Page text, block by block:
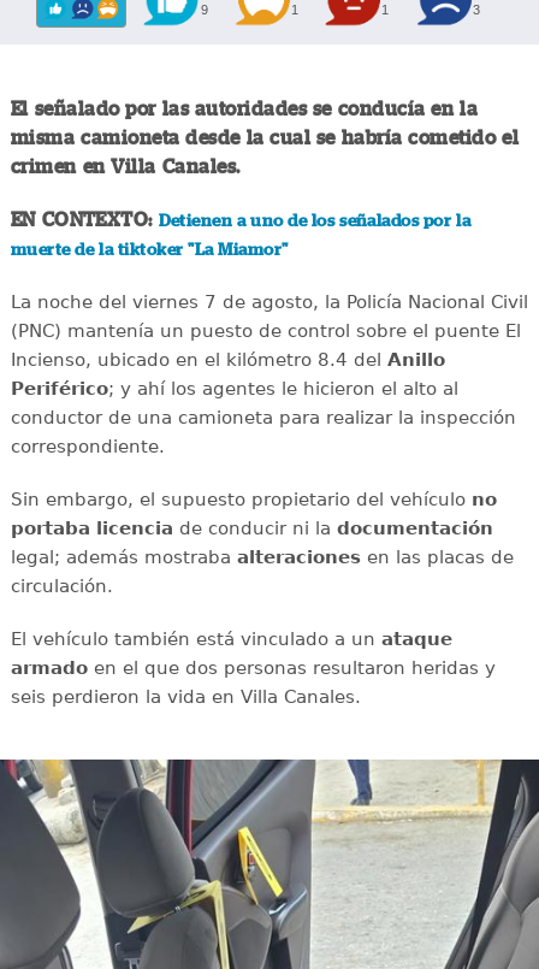
9 1 1 3
El señalado por las autoridades se conducía en la
misma camioneta desde la cual se habría cometido el
crimen en Villa Canales.
EN CONTEXTO: Detienen a uno de los señalados por la
muerte de la tiktoker "La Miamor"
La noche del viernes 7 de agosto, la Policía Nacional Civil
(PNC) mantenía un puesto de control sobre el puente El
Incienso, ubicado en el kilómetro 8.4 del Anillo
Periférico; y ahí los agentes le hicieron el alto al
conductor de una camioneta para realizar la inspección
correspondiente.
Sin embargo, el supuesto propietario del vehículono
portaba licencia de conducir ni la documentación
legal; además mostraba alteracionesen las placas de
circulación.
El vehículo también está vinculado a un ataque
armado en el que dos personas resultaron heridas y
seis perdieron la vida en Villa Canales.